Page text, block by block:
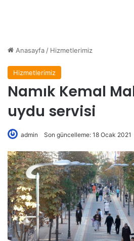
Anasayfa / Hizmetlerimiz
Hizmetlerimiz
Namık Kemal
uydu servisi
admin Son güncelleme: 18 Ocak 2021